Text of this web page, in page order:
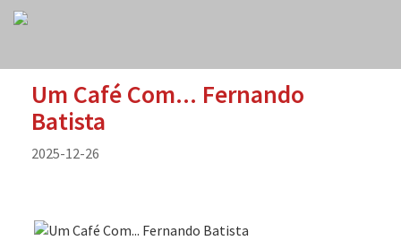
Um Café Com... Fernando
Batista
2025-12-26